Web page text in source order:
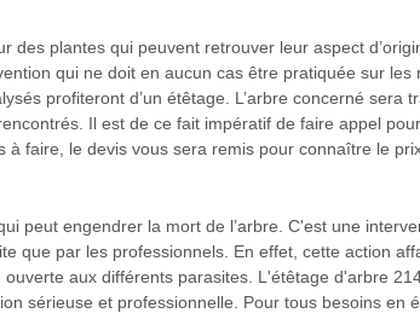
des plantes qui peuvent retrouver leur aspect
qui ne doit en aucun cas être pratiquée sur les
profiteront d’un étêtage. L’arbre concerné sera
Il est de ce fait impératif de faire appel
à faire, le devis vous sera remis pour connaître le
peut engendrer la mort de l’arbre. C'est une
que par les professionnels. En effet, cette action
aux différents parasites. L'étêtage d'arbre
sérieuse et professionnelle. Pour tous besoins en